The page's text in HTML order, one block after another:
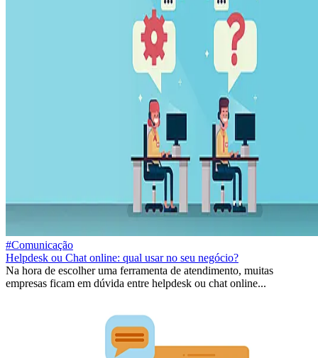
#Comunicação
Helpdesk ou Chat online: qual usar no seu negócio?
Na hora de escolher uma ferramenta de atendimento, muitas
empresas ficam em dúvida entre helpdesk ou chat online...